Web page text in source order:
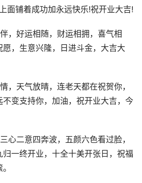
面铺着成功加永远快乐!祝开业大吉!
，好运相随，财运相拥，喜气相
，生意兴隆，日进斗金，大吉大
，天气放晴，连老天都在祝贺你，
变支持你，加油，祝开业大吉，今
心二意四奔波，五颜六色看过脸，
一终开业，十全十美开张日，祝福